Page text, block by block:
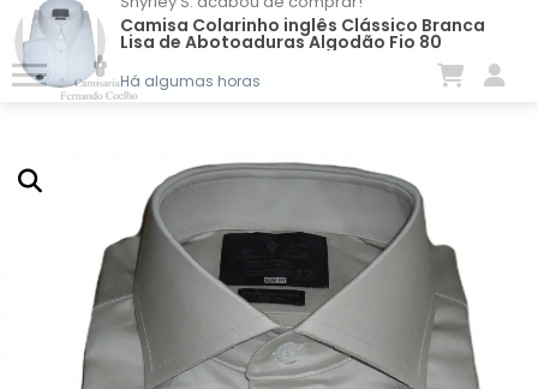
Shyrley S. acabou de comprar!
Camisa Colarinho inglês Clássico Branca
Lisa de Abotoaduras Algodão Fio 80
Egípcio
Há algumas horas